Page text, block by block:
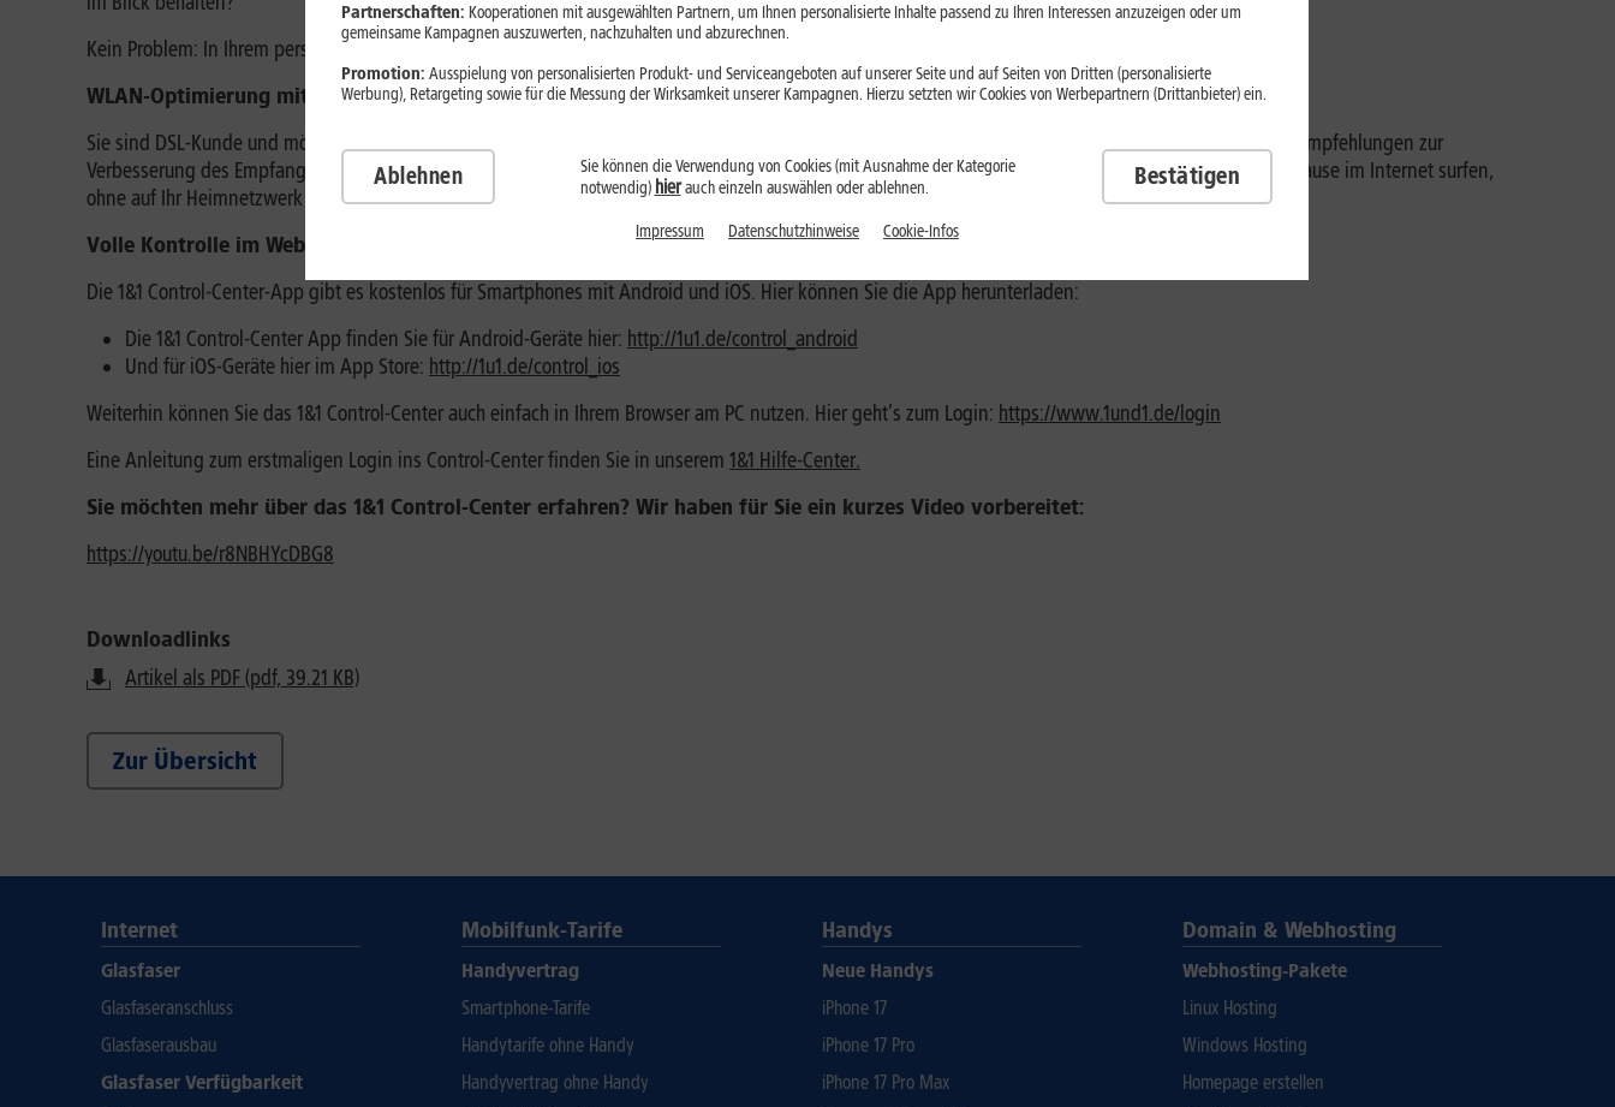
Kein Problem: In Ihrem persönlichen Kundenbereich können Sie alle Anliegen rund um Ihren DSL- oder Mobilfunkvertrag selbst verwalten und einsehen.
WLAN-Optimierung mit der Control-Center-App von 1&1
Sie sind DSL-Kunde und möchten Ihren WLAN-Empfang verbessern? Mit der 1&1 Control-Center-App können Sie ganz einfach Ihr WLAN optimieren und Empfehlungen zur
Verbesserung des Empfangs einsehen. Zusätzlich können Sie über die App einen WLAN-Gastzugang einrichten. Somit können Ihre Gäste bei Ihnen zu Hause im Internet surfen,
ohne auf Ihr Heimnetzwerk zuzugreifen.
Volle Kontrolle im Web und per App
Die 1&1 Control-Center-App gibt es kostenlos für Smartphones mit Android und iOS. Hier können Sie die App herunterladen:
Die 1&1 Control-Center App finden Sie für Android-Geräte hier: http://1u1.de/control_android
Und für iOS-Geräte hier im App Store: http://1u1.de/control_ios
Weiterhin können Sie das 1&1 Control-Center auch einfach in Ihrem Browser am PC nutzen. Hier geht’s zum Login: https://www.1und1.de/login
Eine Anleitung zum erstmaligen Login ins Control-Center finden Sie in unserem 1&1 Hilfe-Center.
Sie möchten mehr über das 1&1 Control-Center erfahren? Wir haben für Sie ein kurzes Video vorbereitet:
https://youtu.be/r8NBHYcDBG8
Downloadlinks
Artikel als PDF (pdf, 39.21 KB)
Zur Übersicht
Internet
Glasfaser
Glasfaseranschluss
Glasfaserausbau
Glasfaser Verfügbarkeit
Mobilfunk-Tarife
Handyvertrag
Smartphone-Tarife
Handytarife ohne Handy
Handyvertrag ohne Handy
Handys
Neue Handys
iPhone 17
iPhone 17 Pro
iPhone 17 Pro Max
Domain & Webhosting
Webhosting-Pakete
Linux Hosting
Windows Hosting
Homepage erstellen
Partnerschaften: Kooperationen mit ausgewählten Partnern, um Ihnen personalisierte Inhalte passend zu Ihren Interessen anzuzeigen oder um
gemeinsame Kampagnen auszuwerten, nachzuhalten und abzurechnen.
Promotion: Ausspielung von personalisierten Produkt- und Serviceangeboten auf unserer Seite und auf Seiten von Dritten (personalisierte
Werbung), Retargeting sowie für die Messung der Wirksamkeit unserer Kampagnen. Hierzu setzten wir Cookies von Werbepartnern (Drittanbieter) ein.
Ablehnen
Sie können die Verwendung von Cookies (mit Ausnahme der Kategorie
notwendig) hierauch einzeln auswählen oder ablehnen. Bestätigen
Impressum Datenschutzhinweise Cookie-Infos